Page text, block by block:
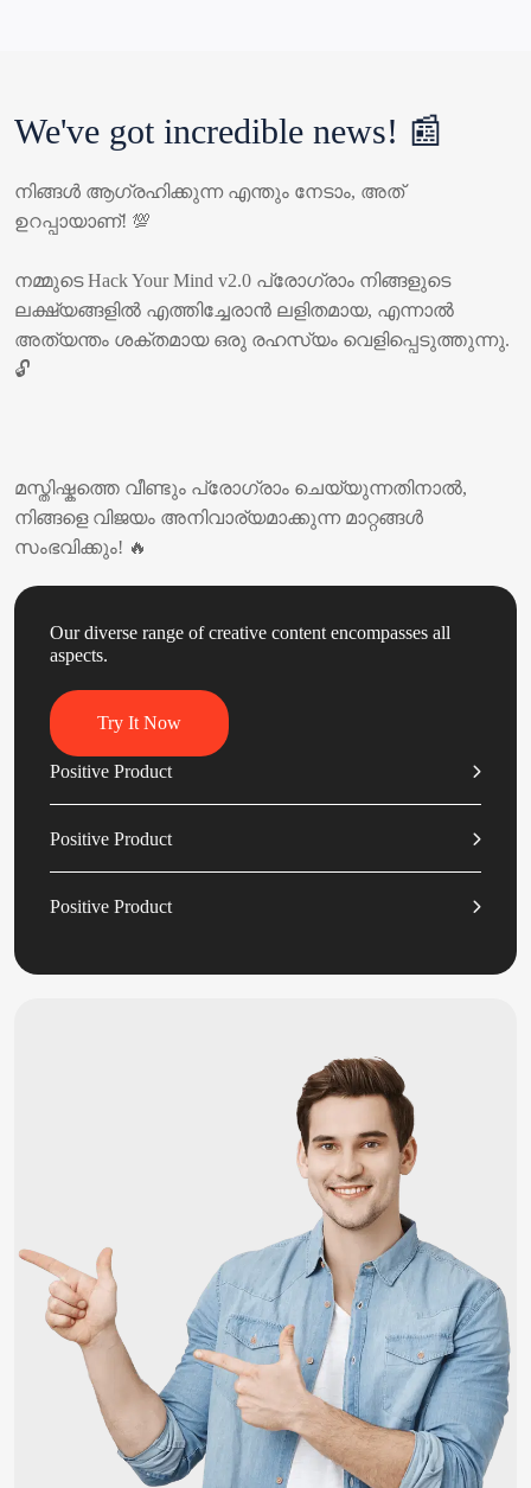
We've got incredible news! 📰
നിങ്ങൾ ആഗ്രഹിക്കുന്ന എന്തും നേടാം, അത്
ഉറപ്പായാണ്! 💯
നമ്മുടെ Hack Your Mind v2.0 പ്രോഗ്രാം നിങ്ങളുടെ
ലക്ഷ്യങ്ങളിൽ എത്തിച്ചേരാൻ ലളിതമായ, എന്നാൽ
അത്യന്തം ശക്തമായ ഒരു രഹസ്യം വെളിപ്പെടുത്തുന്നു.
🔓
മസ്തിഷ്കത്തെ വീണ്ടും പ്രോഗ്രാം ചെയ്യുന്നതിനാൽ,
നിങ്ങളെ വിജയം അനിവാര്യമാക്കുന്ന മാറ്റങ്ങൾ
സംഭവിക്കും! 🔥
Our diverse range of creative content encompasses all
aspects.
Try It Now
Positive Product
Positive Product
Positive Product